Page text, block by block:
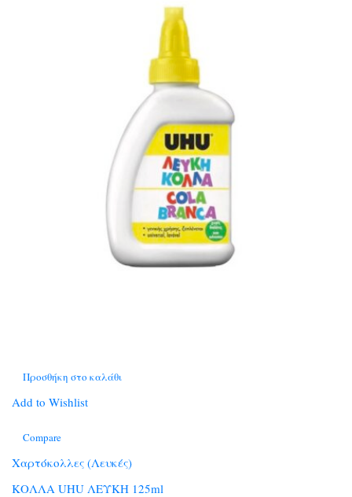
Προσθήκη στο καλάθι
Add to Wishlist
Compare
Χαρτόκολλες (Λευκές)
ΚΟΛΛΑ UHU ΛΕΥΚΗ 125ml